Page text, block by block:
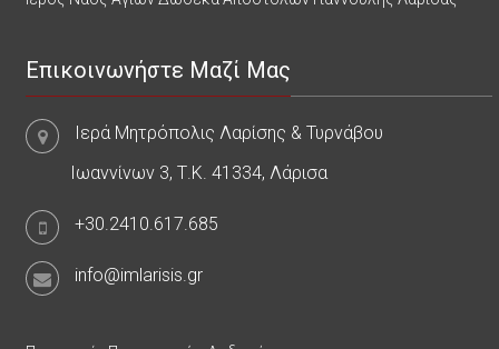
Επικοινωνήστε Μαζί Μας
Ιερά Μητρόπολις Λαρίσης & Τυρνάβου
Ιωαννίνων 3, Τ.Κ. 41334, Λάρισα
+30.2410.617.685
info@imlarisis.gr